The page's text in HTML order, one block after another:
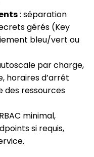
: séparation
gérés (Key
bleu/vert ou
par charge,
horaires d’arrêt
ressources
minimal,
si requis,